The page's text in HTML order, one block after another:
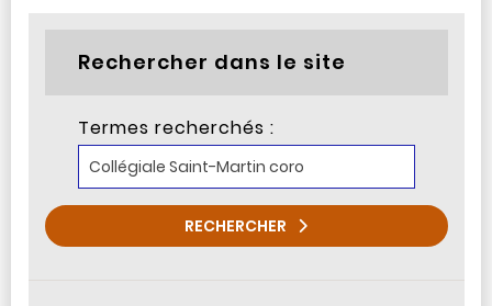
Rechercher dans le site
Termes recherchés :
RECHERCHER